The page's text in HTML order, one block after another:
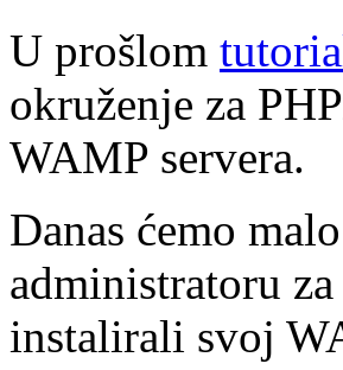
U prošlom
okruženje za
WAMP servera.
Danas ćemo
administratoru
instalirali svoj